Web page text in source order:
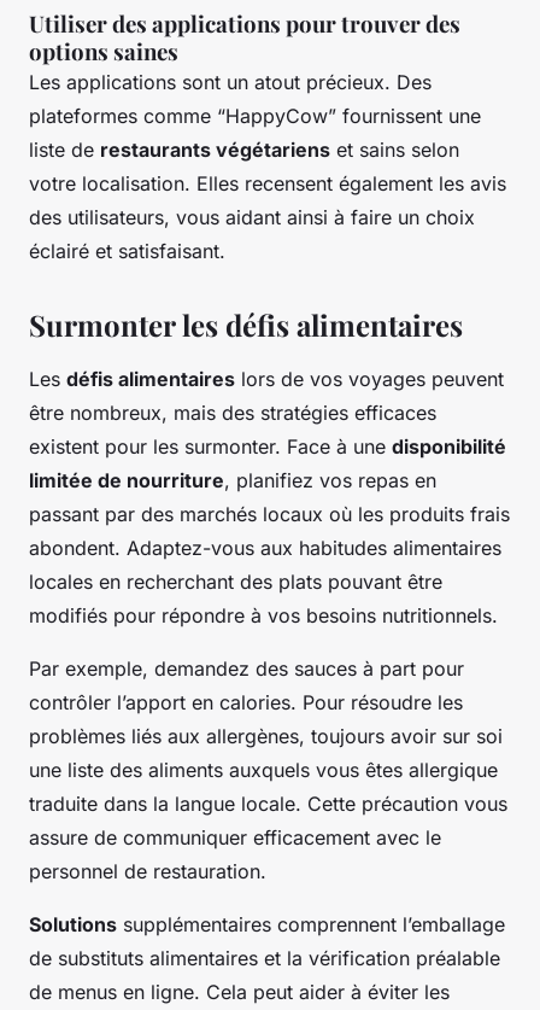
Utiliser des applications pour trouver des
options saines
Les applications sont un atout précieux. Des
plateformes comme “HappyCow” fournissent une
liste de restaurants végétariens et sains selon
votre localisation. Elles recensent également les avis
des utilisateurs, vous aidant ainsi à faire un choix
éclairé et satisfaisant.
Surmonter les défis alimentaires
Les défis alimentaires lors de vos voyages peuvent
être nombreux, mais des stratégies efficaces
existent pour les surmonter. Face à une disponibilité
limitée de nourriture, planifiez vos repas en
passant par des marchés locaux où les produits frais
abondent. Adaptez-vous aux habitudes alimentaires
locales en recherchant des plats pouvant être
modifiés pour répondre à vos besoins nutritionnels.
Par exemple, demandez des sauces à part pour
contrôler l’apport en calories. Pour résoudre les
problèmes liés aux allergènes, toujours avoir sur soi
une liste des aliments auxquels vous êtes allergique
traduite dans la langue locale. Cette précaution vous
assure de communiquer efficacement avec le
personnel de restauration.
Solutions supplémentaires comprennent l’emballage
de substituts alimentaires et la vérification préalable
de menus en ligne. Cela peut aider à éviter les